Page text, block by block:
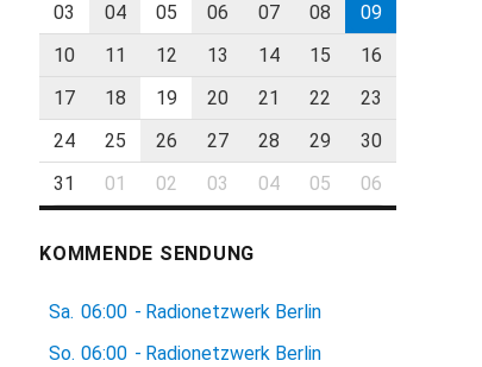
03
04 05 06 07 08
09
10
11 12 13 14 15
16
17
18 19 20 21 22
23
24
25 26 27 28 29
30
31
01 02 03 04 05 06
KOMMENDE SENDUNG
Sa. 06:00 - Radionetzwerk Berlin
So. 06:00 - Radionetzwerk Berlin